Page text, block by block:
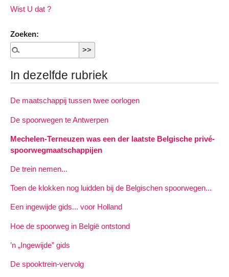
Wist U dat ?
Zoeken:
In dezelfde rubriek
De maatschappij tussen twee oorlogen
De spoorwegen te Antwerpen
Mechelen-Terneuzen was een der laatste Belgische privé-
spoorwegmaatschappijen
De trein nemen...
Toen de klokken nog luidden bij de Belgischen spoorwegen...
Een ingewijde gids... voor Holland
Hoe de spoorweg in België ontstond
’n „Ingewijde” gids
De spooktrein-vervolg